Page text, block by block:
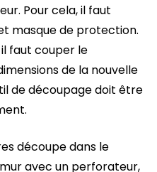
Pour cela, il faut
masque de protection.
il faut couper le
de la nouvelle
de découpage doit être
découpe dans le
avec un perforateur,